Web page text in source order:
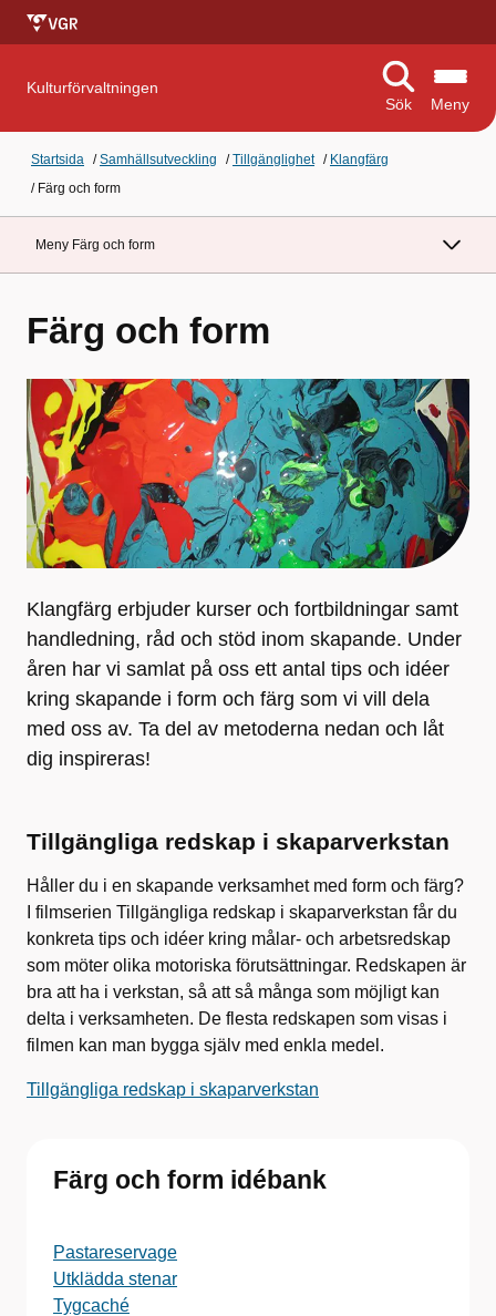
Kulturförvaltningen
Sök
Meny
Startsida /Samhällsutveckling /Tillgänglighet / Klangfärg
/ Färg och form
Meny Färg och form
Färg och form
Klangfärg erbjuder kurser och fortbildningar samt
handledning, råd och stöd inom skapande. Under
åren har vi samlat på oss ett antal tips och idéer
kring skapande i form och färg som vi vill dela
med oss av. Ta del av metoderna nedan och låt
dig inspireras!
Tillgängliga redskap i skaparverkstan
Håller du i en skapande verksamhet med form och färg?
I filmserien Tillgängliga redskap i skaparverkstan får du
konkreta tips och idéer kring målar- och arbetsredskap
som möter olika motoriska förutsättningar. Redskapen är
bra att ha i verkstan, så att så många som möjligt kan
delta i verksamheten. De flesta redskapen som visas i
filmen kan man bygga själv med enkla medel.
Tillgängliga redskap i skaparverkstan
Färg och form idébank
Pastareservage
Utklädda stenar
Tygcaché